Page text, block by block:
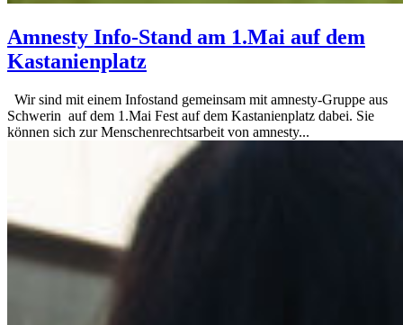
Amnesty Info-Stand am 1.Mai auf dem
Kastanienplatz
Wir sind mit einem Infostand gemeinsam mit amnesty-Gruppe aus
Schwerin auf dem 1.Mai Fest auf dem Kastanienplatz dabei. Sie
können sich zur Menschenrechtsarbeit von amnesty...